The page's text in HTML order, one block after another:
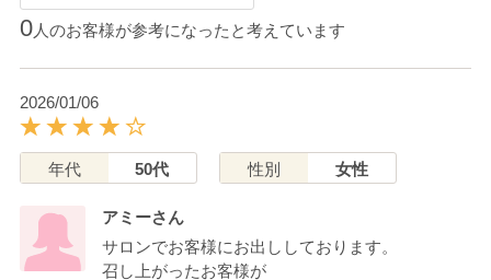
0人のお客様が参考になったと考えています
2026/01/06
年代 50代 性別 女性
アミーさん
サロンでお客様にお出ししております。
召し上がったお客様が